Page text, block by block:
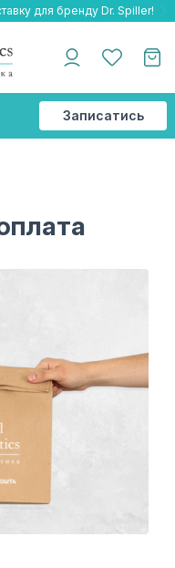
до бренду Braderm!
LAND!
для бренду Dr. Spiller!
Записатись
на